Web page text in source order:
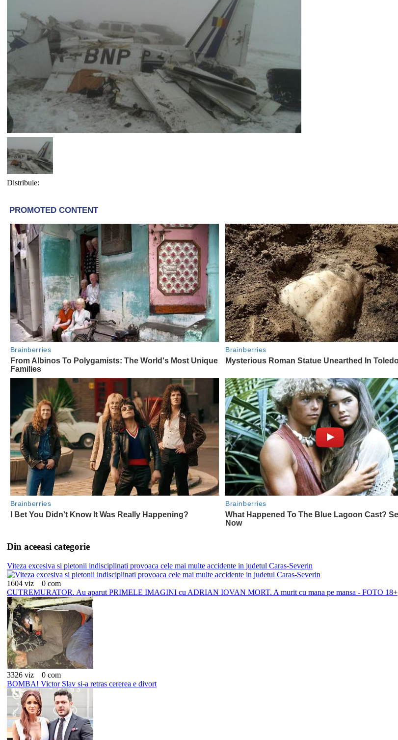
Distribuie:
Din aceeasi categorie
Viteza excesiva si pietonii indisciplinati provoaca cele mai multe accidente in judetul Caras-Severin
1604 viz
0 com
CUTREMURATOR. Au aparut PRIMELE IMAGINI cu ADRIAN IOVAN MORT. A murit cu mana pe mansa - FOTO 18+
3326 viz
0 com
BOMBA! Victor Slav si-a retras cererea e divort